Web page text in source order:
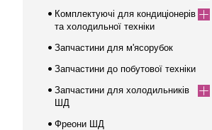
Комплектуючі для кондиціонерів
та холодильної техніки
Запчастини для м'ясорубок
Запчастини до побутової техніки
Запчастини для холодильників
ШД
Фреони ШД